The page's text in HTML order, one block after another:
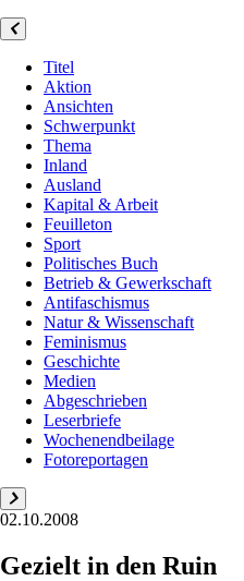
Titel
Aktion
Ansichten
Schwerpunkt
Thema
Inland
Ausland
Kapital & Arbeit
Feuilleton
Sport
Politisches Buch
Betrieb & Gewerkschaft
Antifaschismus
Natur & Wissenschaft
Feminismus
Geschichte
Medien
Abgeschrieben
Leserbriefe
Wochenendbeilage
Fotoreportagen
02.10.2008
Gezielt in den Ruin